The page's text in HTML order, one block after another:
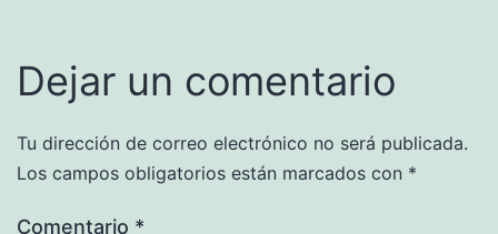
Dejar un comentario
Tu dirección de correo electrónico no será publicada.
Los campos obligatorios están marcados con *
Comentario *